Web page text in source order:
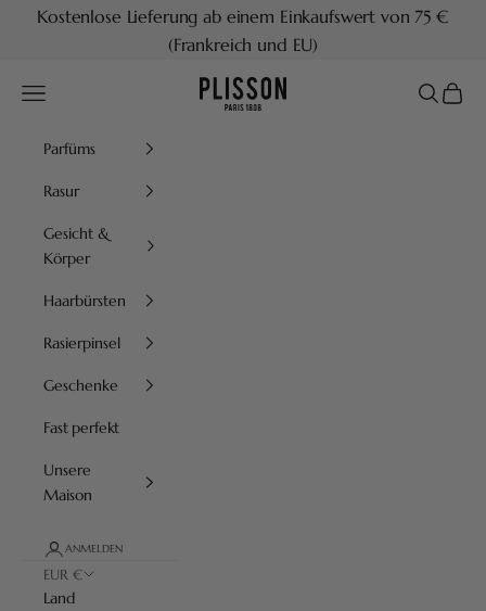
Zum Inhalt springen
Kostenlose Lieferung ab einem Einkaufswert von 75 €
(Frankreich und EU)
Plisson 1808
Menü Suchen
Parfüms
Rasur
Gesicht &
Körper
Haarbürsten
Rasierpinsel
Geschenke
Fast perfekt
Unsere
Maison
ANMELDEN
EUR €
Land